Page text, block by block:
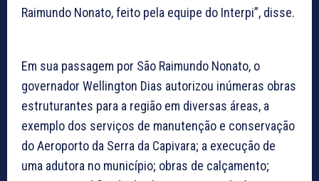
Raimundo Nonato, feito pela equipe do Interpi”, disse.
Em sua passagem por São Raimundo Nonato, o
governador Wellington Dias autorizou inúmeras obras
estruturantes para a região em diversas áreas, a
exemplo dos serviços de manutenção e conservação
do Aeroporto da Serra da Capivara; a execução de
uma adutora no município; obras de calçamento;